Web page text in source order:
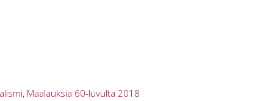
, Maalauksia 60-luvulta 2018